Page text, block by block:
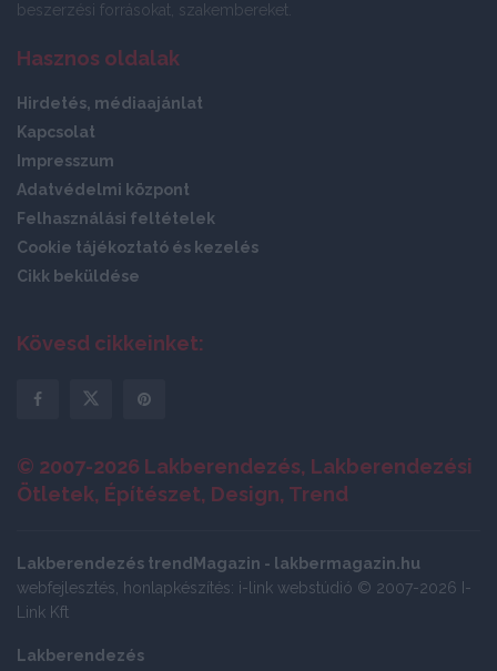
beszerzési forrásokat, szakembereket.
Hasznos oldalak
Hirdetés, médiaajánlat
Kapcsolat
Impresszum
Adatvédelmi központ
Felhasználási feltételek
Cookie tájékoztató és kezelés
Cikk beküldése
Kövesd cikkeinket:
© 2007-2026 Lakberendezés, Lakberendezési
Ötletek, Építészet, Design, Trend
Lakberendezés trendMagazin - lakbermagazin.hu
webfejlesztés, honlapkészítés: i-link webstúdió © 2007-2026 I-
Link Kft
Lakberendezés